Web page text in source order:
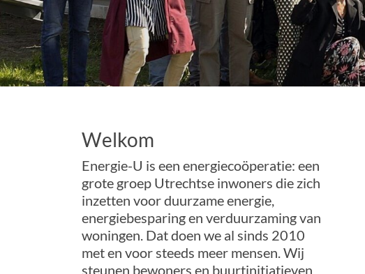
Welkom
Energie-U is een energiecoöperatie: een
grote groep Utrechtse inwoners die zich
inzetten voor duurzame energie,
energiebesparing en verduurzaming van
woningen. Dat doen we al sinds 2010
met en voor steeds meer mensen. Wij
steunen bewoners en buurtinitiatieven